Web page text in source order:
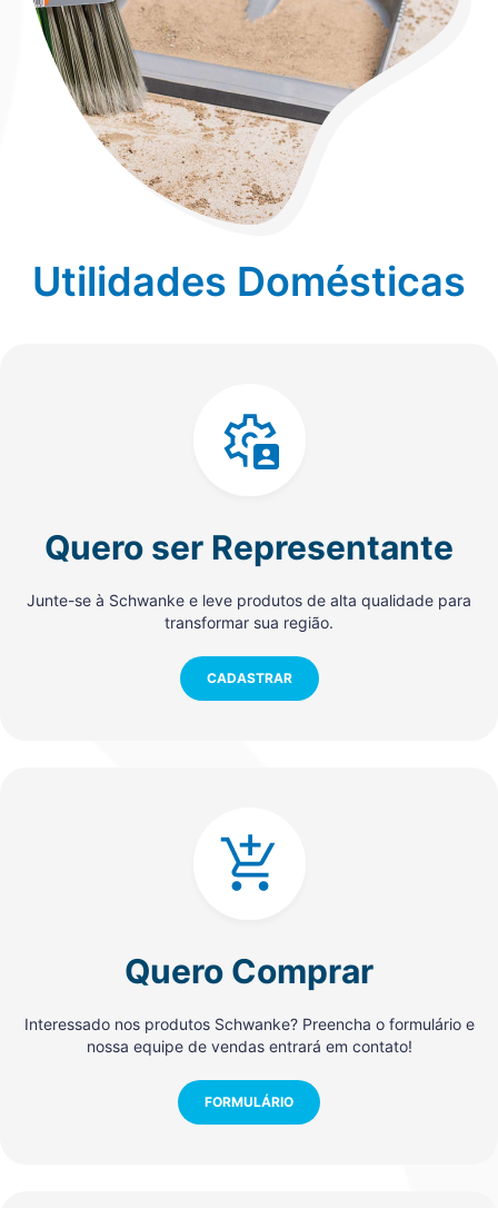
Utilidades Domésticas
Quero ser Representante
Junte-se à Schwanke e leve produtos de alta qualidade para
transformar sua região.
CADASTRAR
Quero Comprar
Interessado nos produtos Schwanke? Preencha o formulário e
nossa equipe de vendas entrará em contato!
FORMULÁRIO